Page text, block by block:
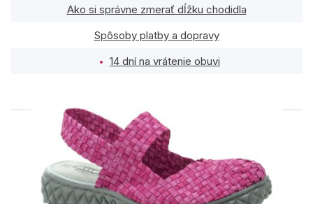
Ako si správne zmerať dĺžku chodidla
Spôsoby platby a dopravy
14 dní na vrátenie obuvi
PODOBNÉ PRODUKTY